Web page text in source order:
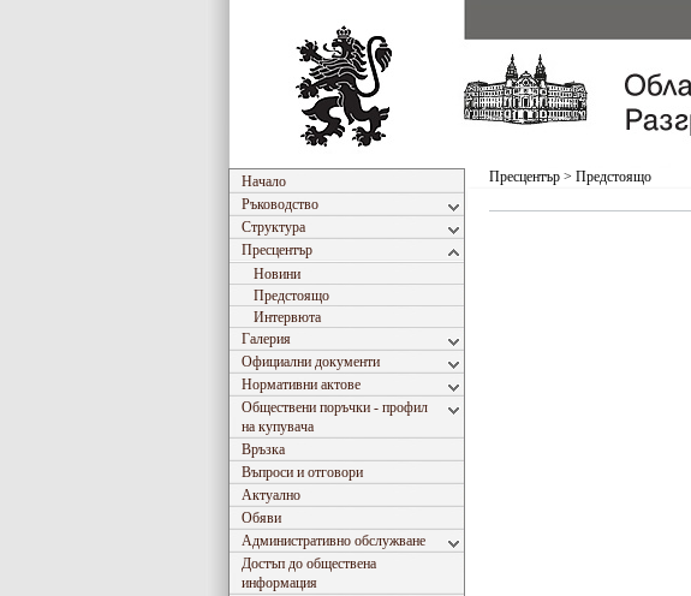
Начало
Ръководство
Структура
Пресцентър
Новини
Предстоящо
Интервюта
Галерия
Официални документи
Нормативни актове
Обществени поръчки - профил
на купувача
Връзка
Въпроси и отговори
Актуално
Обяви
Административно обслужване
Достъп до обществена
информация
Пресцентър > Предстоящо